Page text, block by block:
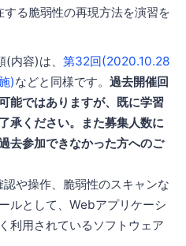
る脆弱性の再現方法を演習を
内容)は、 第32回(2020.10.28
)などと同様です。 過去開催回
能ではありますが、既に学習
承ください。また募集人数に
去参加できなかった方へのご
や操作、脆弱性のスキャンな
ルとして、Webアプリケーシ
利用されているソフトウェア